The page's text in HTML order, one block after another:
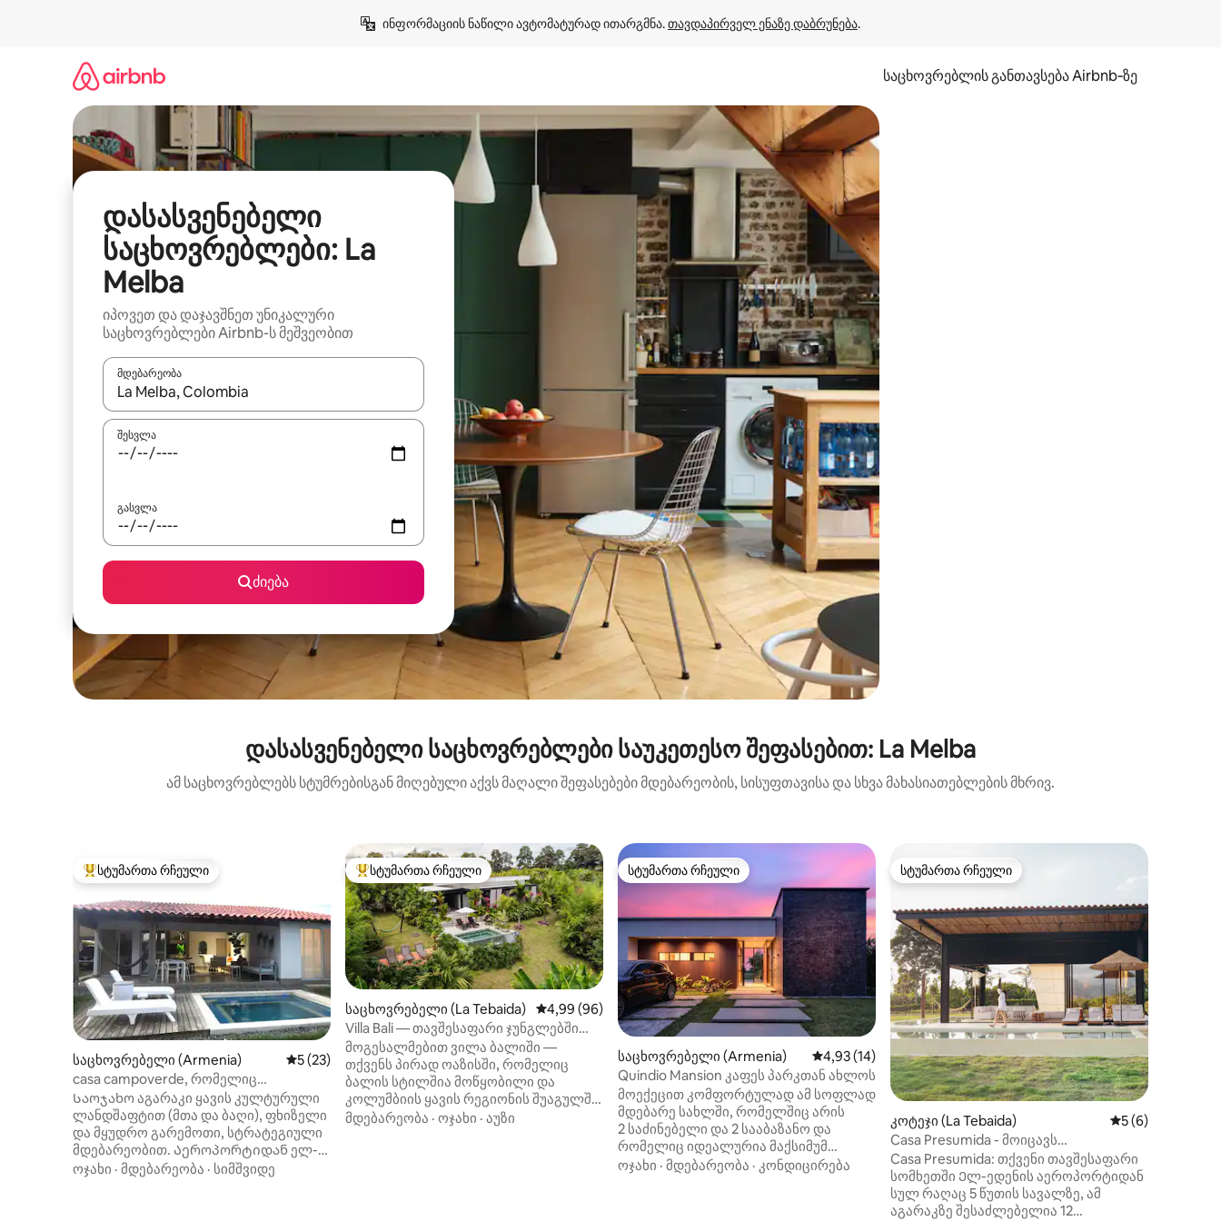
ინფორმაციის ნაწილი ავტომატურად ითარგმნა. თავდაპირველ ენაზე დაბრუნება.
საცხოვრებლის განთავსება Airbnb‑ზე
დასასვენებელი
საცხოვრებლები: La
Melba
იპოვეთ და დაჯავშნეთ უნიკალური
საცხოვრებლები Airbnb-ს მეშვეობით
მდებარეობა
როცა შედეგები ხელმისაწვდომი გახდება, ნავიგაციისთვის გამოიყენეთ კლავიშები ზემოთ/ქვემოთ მიმართული ისრებით ან შეხებისა თუ თითის გასმის ჟესტები.
შესვლა
გასვლა
ძიება
დასასვენებელი საცხოვრებლები საუკეთესო შეფასებით: La Melba
ამ საცხოვრებლებს სტუმრებისგან მიღებული აქვს მაღალი შეფასებები მდებარეობის, სისუფთავისა და სხვა მახასიათებლების მხრივ.
სტუმართა რჩეული მოწინავე ვარიანტი
სტუმართა რჩეული
საცხოვრებელი (Armenia) საშუალო შეფასებაა 5‑დან 5, 23 მიმოხილვა
5 (23)
casa campoverde, რომელიც
გადაჰყურებს კაფეს კულტურულ
ლანდშაფტს
Საოჯახო აგარაკი ყავის კულტურული
ლანდშაფტით (მთა და ბაღი), ფხიზელი
და მყუდრო გარემოთი, სტრატეგიული
მდებარეობით. Აეროპორტიდან ელ-
ედენიდან 5 წუთის სავალზე, კვების
ოჯახი · მდებარეობა · სიმშვიდე
სტუმართა რჩეული მოწინავე ვარიანტი
სტუმართა რჩეული
საცხოვრებელი (La Tebaida) საშუალო შეფასებაა 5‑დან 4,99, 96 მიმოხილვა
4,99 (96)
Villa Bali — თავშესაფარი ჯუნგლებში
კერძო ჯაკუზით
მოგესალმებით ვილა ბალიში —
თქვენს პირად ოაზისში, რომელიც
ბალის სტილშია მოწყობილი და
კოლუმბიის ყავის რეგიონის შუაგულში
მდებარეობს. ეს უბრალო სახლი კი
მდებარეობა · ოჯახი · აუზი
სტუმართა რჩეული
სტუმართა რჩეული
საცხოვრებელი (Armenia) საშუალო შეფასებაა 5‑დან 4,93, 14 მიმოხილვა
4,93 (14)
Quindio Mansion კაფეს პარკთან ახლოს
მოექეცით კომფორტულად ამ სოფლად
მდებარე სახლში, რომელშიც არის
2 საძინებელი და 2 სააბაზანო და
რომელიც იდეალურია მაქსიმუმ
6 სტუმრისთვის. Მდებარეობს
ოჯახი · მდებარეობა · კონდიცირება
სტუმართა რჩეული
სტუმართა რჩეული
კოტეჯი (La Tebaida) საშუალო
5 (6)
Casa Presumida - მოიცავს
შეფმზარეულს, აუზსა და
დასუფთავებას
Casa Presumida: თქვენი თავშესაფარი
სომხეთში Ელ-ედენის აეროპორტიდან
სულ რაღაც 5 წუთის სავალზე, ამ
აგარაკზე შესაძლებელია 12